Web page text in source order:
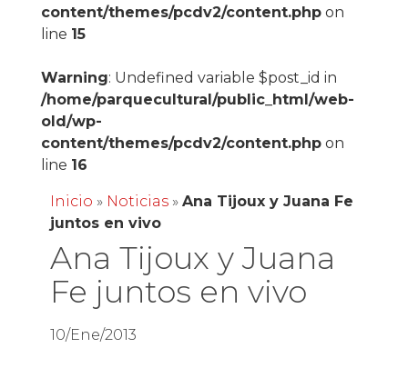
content/themes/pcdv2/content.phpon
line 15
Warning: Undefined variable $post_id in
/home/parquecultural/public_html/web-
old/wp-
content/themes/pcdv2/content.phpon
line 16
Inicio » Noticias» Ana Tijoux y Juana Fe
juntos en vivo
Ana Tijoux y Juana
Fe juntos en vivo
10/Ene/2013